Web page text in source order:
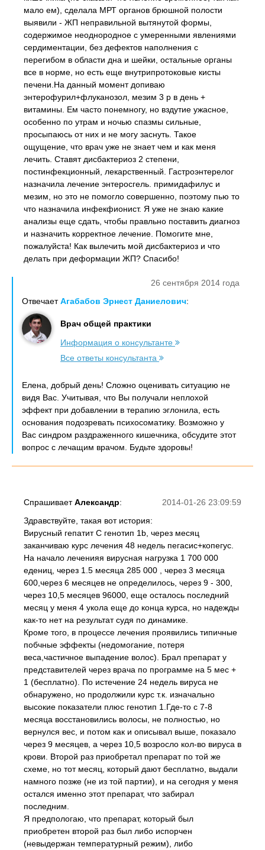
мало ем), сделала МРТ органов брюшной полости
выявили - ЖП неправильной вытянутой формы,
содержимое неоднородное с умеренными явлениями
сердиментации, без дефектов наполнения с
перегибом в области дна и шейки, остальные органы
все в норме, но есть еще внутрипротоковые кисты
печени.На данный момент допиваю
энтерофурил+флуканозол, мезим 3 р в день +
витамины. Ем часто понемногу, но вздутие ужасное,
особенно по утрам и ночью спазмы сильные,
просыпаюсь от них и не могу заснуть. Такое
ощущение, что врач уже не знает чем и как меня
лечить. Ставят дисбактериоз 2 степени,
постинфекционный, лекарственный. Гастроэнтерелог
назначила лечение энтеросгель. примидафилус и
мезим, но это не помогло совершенно, поэтому пью то
что назначила инфекфионист. Я уже не знаю какие
анализы еще сдать, чтобы правльно поставить диагноз
и назначить корректное лечение. Помогите мне,
пожалуйста! Как вылечить мой дисбактериоз и что
делать при деформации ЖП? Спасибо!
26 сентября 2014 года
ОтвечаетАгабабов Эрнест Даниелович:
Врач общей практики
Информация о консультанте
Все ответы консультанта
Елена, добрый день! Сложно оценивать ситуацию не
видя Вас. Учитывая, что Вы получали неплохой
эффект при добавлении в терапию эглонила, есть
основания подозревать психосоматику. Возможно у
Вас синдром раздраженного кишечника, обсудите этот
вопрос с лечащим врачом. Будьте здоровы!
2014-01-26 23:09:59
СпрашиваетАлександр:
Здравствуйте, такая вот история:
Вирусный гепатит С генотип 1b, через месяц
заканчиваю курс лечения 48 недель пегасис+копегус.
На начало леченияя вирусная нагрузка 1 700 000
едениц, через 1.5 месяца 285 000 , через 3 месяца
600,через 6 месяцев не определилось, через 9 - 300,
через 10,5 месяцев 96000, еще осталось последний
месяц у меня 4 укола еще до конца курса, но надежды
как-то нет на результат судя по динамике.
Кроме того, в процессе лечения проявились типичные
побчные эффекты (недомогание, потеря
веса,частичное выпадение волос). Брал препарат у
представителей через врача по программе на 5 мес +
1 (бесплатно). По истечение 24 недель вируса не
обнаружено, но продолжили курс т.к. изначально
высокие показатели плюс генотип 1.Где-то с 7-8
месяца восстановились волосы, не полностью, но
вернулся вес, и потом как и описывал выше, показало
через 9 месяцев, а через 10,5 возросло кол-во вируса в
крови. Второй раз приобретал препарат по той же
схеме, но тот месяц, который дают бесплатно, выдали
намного позже (не из той партии), и на сегодня у меня
остался именно этот препарат, что забирал
последним.
Я предпологаю, что препарат, который был
приобретен второй раз был либо испорчен
(невыдержан температурный режим), либо